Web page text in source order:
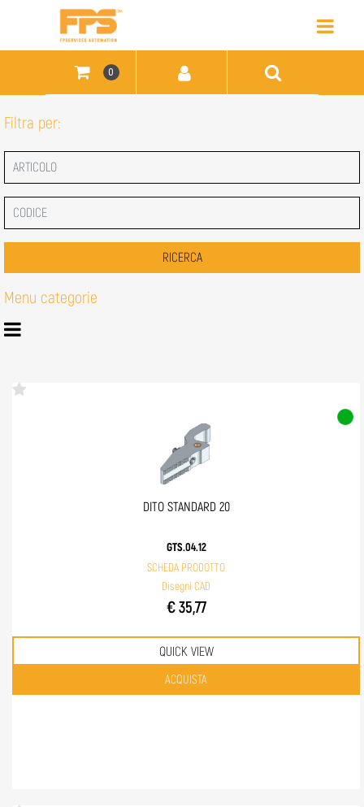
0
Filtra per:
Menu categorie
Open menu
DITO STANDARD 20
GTS.04.12
SCHEDA PRODOTTO
Disegni CAD
€ 35,77
QUICK VIEW
Quantità
ACQUISTA